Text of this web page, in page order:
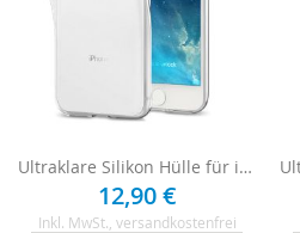
Ultraklare Silikon Hülle für iPhone 7 - Transparent
12,90 €
Inkl. MwSt. , versandkostenfrei